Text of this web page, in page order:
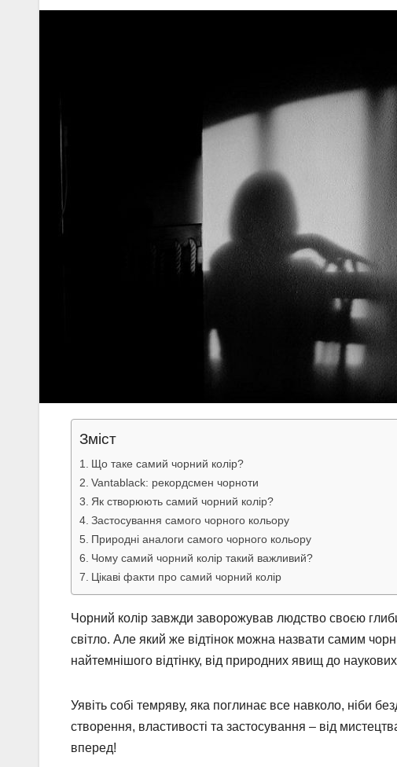
Зміст
Що таке самий чорний колір?
Vantablack: рекордсмен чорноти
Як створюють самий чорний колір?
Застосування самого чорного кольору
Природні аналоги самого чорного кольору
Чому самий чорний колір такий важливий?
Цікаві факти про самий чорний колір
Чорний колір завжди заворожував людство своєю
світло. Але який же відтінок можна назвати самим
найтемнішого відтінку, від природних явищ до
Уявіть собі темряву, яка поглинає все навколо, ніби
створення, властивості та застосування – від
вперед!